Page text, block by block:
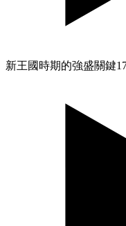
新王國時期的強盛關鍵